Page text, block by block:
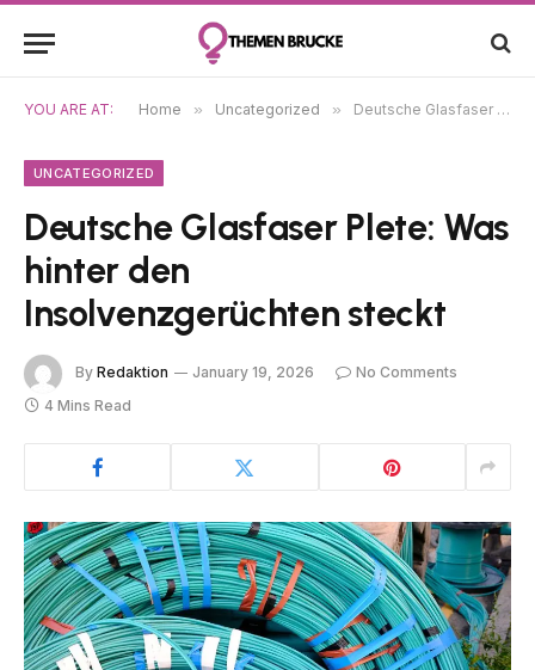
YOU ARE AT: Home » Uncategorized » Deutsche Glasfaser Plete: Was hinter den Insolvenzgerüchten steckt
UNCATEGORIZED
Deutsche Glasfaser Plete: Was
hinter den
Insolvenzgerüchten steckt
By Redaktion January 19, 2026
No Comments
4 Mins Read